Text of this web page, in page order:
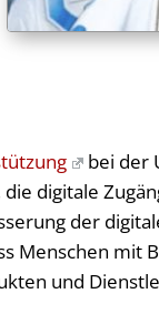
bei der
digitale
der
Menschen mit
und